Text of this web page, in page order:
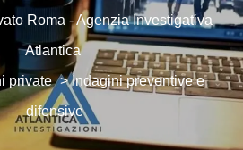
Roma - Agenzia Investigativa
Atlantica
private >Indagini preventive e
difensive